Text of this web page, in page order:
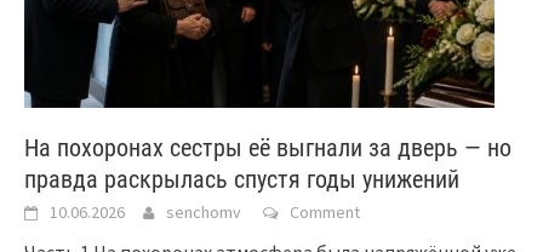
На похоронах сестры её выгнали за дверь — но
правда раскрылась спустя годы унижений
10.06.2026 senchomv Comment